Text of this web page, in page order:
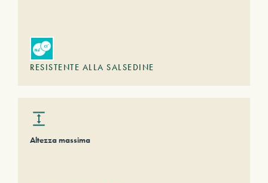
RESISTENTE ALLA SALSEDINE
Altezza massima